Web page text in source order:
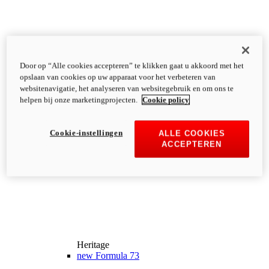
Heritage
new Formula 73
Door op “Alle cookies accepteren” te klikken gaat u akkoord met het
opslaan van cookies op uw apparaat voor het verbeteren van
websitenavigatie, het analyseren van websitegebruik en om ons te
helpen bij onze marketingprojecten.
Cookie policy
ALLE COOKIES
ACCEPTEREN
Cookie-instellingen